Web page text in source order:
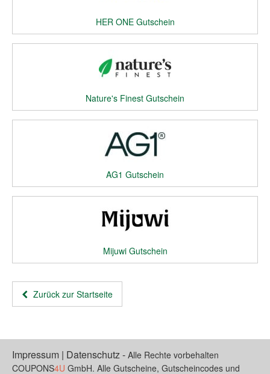
HER ONE Gutschein
Nature's Finest Gutschein
AG1 Gutschein
Mijuwi Gutschein
Zurück zur Startseite
Impressum | Datenschutz- Alle Rechte vorbehalten
COUPONS4U GmbH. Alle Gutscheine, Gutscheincodes und